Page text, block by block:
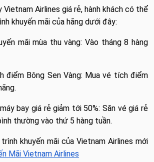
Airlines giá rẻ, hành khách có thể
khuyến mãi của hãng dưới đây:
mãi mùa thu vàng: Vào tháng 8 hàng
điểm Bông Sen Vàng: Mua vé tích điểm
bay giá rẻ giảm tới 50%: Săn vé giá rẻ
thường vào thứ 5 hàng tuần.
khuyến mãi của Vietnam Airlines mới
Mãi Vietnam Airlines